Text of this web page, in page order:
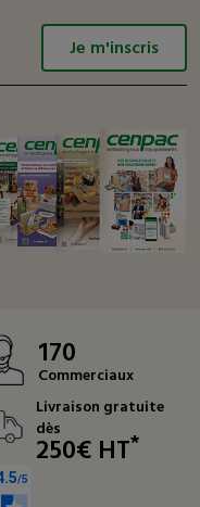
Je m'inscris
170
Commerciaux
Livraison gratuite
dès
250€ HT*